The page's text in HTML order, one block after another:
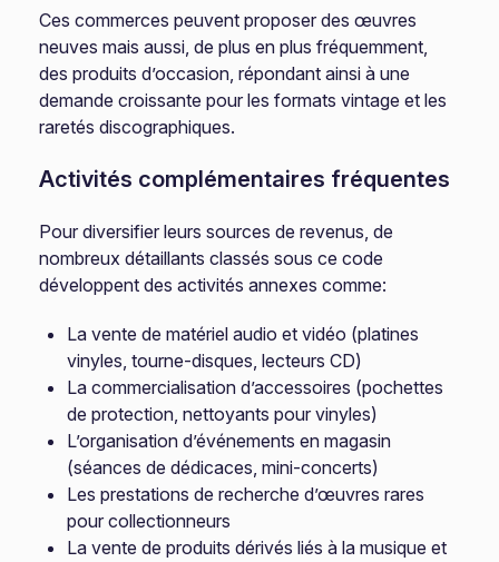
Ces commerces peuvent proposer des œuvres
neuves mais aussi, de plus en plus fréquemment,
des produits d’occasion, répondant ainsi à une
demande croissante pour les formats vintage et les
raretés discographiques.
Activités complémentaires fréquentes
Pour diversifier leurs sources de revenus, de
nombreux détaillants classés sous ce code
développent des activités annexes comme:
La vente de matériel audio et vidéo (platines
vinyles, tourne-disques, lecteurs CD)
La commercialisation d’accessoires (pochettes
de protection, nettoyants pour vinyles)
L’organisation d’événements en magasin
(séances de dédicaces, mini-concerts)
Les prestations de recherche d’œuvres rares
pour collectionneurs
La vente de produits dérivés liés à la musique et